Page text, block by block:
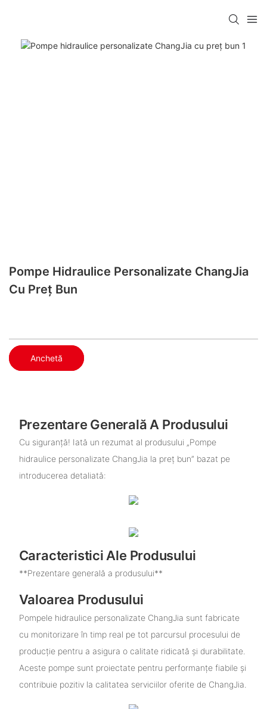
Pompe Hidraulice Personalizate ChangJia
Cu Preț Bun
Anchetă
Prezentare Generală A Produsului
Cu siguranță! Iată un rezumat al produsului „Pompe
hidraulice personalizate ChangJia la preț bun” bazat pe
introducerea detaliată:
Caracteristici Ale Produsului
**Prezentare generală a produsului**
Valoarea Produsului
Pompele hidraulice personalizate ChangJia sunt fabricate
cu monitorizare în timp real pe tot parcursul procesului de
producție pentru a asigura o calitate ridicată și durabilitate.
Aceste pompe sunt proiectate pentru performanțe fiabile și
contribuie pozitiv la calitatea serviciilor oferite de ChangJia.